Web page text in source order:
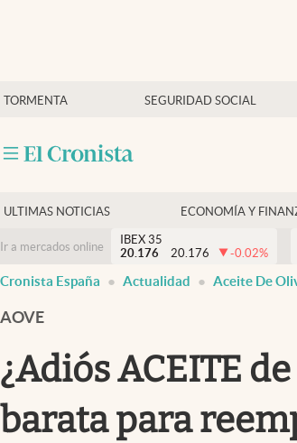
TORMENTA SEGURIDAD SOCIAL
Economía y finanzas
Criptomonedas
ULTIMAS NOTICIAS ECONOMÍA Y
Ir a mercados online
IBEX 35
20.176
20.176 -0.02%
Cronista España Actualidad Aceite De
AOVE
¿Adiós ACEITE
barata para